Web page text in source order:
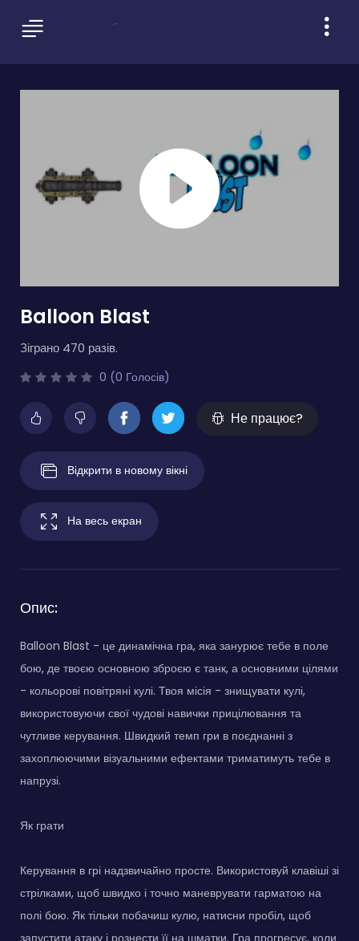
Balloon Blast
Зіграно 470 разів.
0 (0 Голосів)
Не працює?
Відкрити в новому вікні
На весь екран
Опис:
Balloon Blast - це динамічна гра, яка занурює тебе в поле
бою, де твоєю основною зброєю є танк, а основними цілями
- кольорові повітряні кулі. Твоя місія - знищувати кулі,
використовуючи свої чудові навички прицілювання та
чутливе керування. Швидкий темп гри в поєднанні з
захоплюючими візуальними ефектами триматимуть тебе в
напрузі.
Як грати
Керування в грі надзвичайно просте. Використовуй клавіші зі
стрілками, щоб швидко і точно маневрувати гарматою на
полі бою. Як тільки побачиш кулю, натисни пробіл, щоб